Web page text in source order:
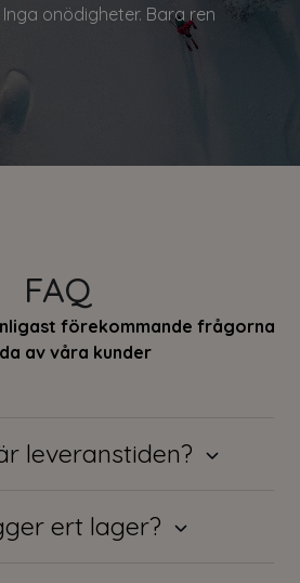
onödigheter. Bara ren
FAQ
förekommande frågorna
av våra kunder
leveranstiden?
ert lager?